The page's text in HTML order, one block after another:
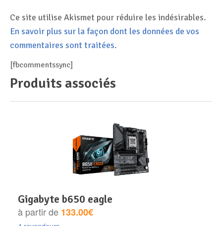
Ce site utilise Akismet pour réduire les indésirables.
En savoir plus sur la façon dont les données de vos
commentaires sont traitées.
[fbcommentssync]
Produits associés
gigabyte b650 eagle
à partir de 133.00€